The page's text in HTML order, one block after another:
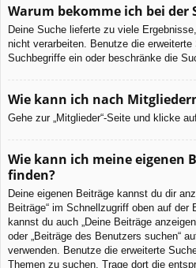
Warum bekomme ich bei der
Deine Suche lieferte zu viele
nicht verarbeiten. Benutze die
Suchbegriffe ein oder beschränke die
Wie kann ich nach
Gehe zur „Mitglieder“-Seite und klicke
Wie kann ich meine eigenen
finden?
Deine eigenen Beiträge kannst du dir
Beiträge“ im Schnellzugriff oben auf
kannst du auch „Deine Beiträge
oder „Beiträge des Benutzers suchen“
verwenden. Benutze die erweiterte
Themen zu suchen. Trage dort die